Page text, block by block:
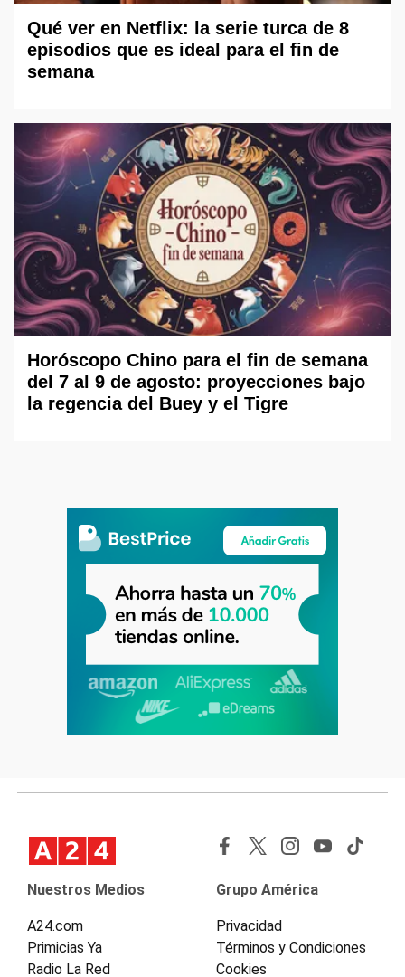
Qué ver en Netflix: la serie turca de 8
episodios que es ideal para el fin de
semana
Horóscopo Chino para el fin de semana
del 7 al 9 de agosto: proyecciones bajo
la regencia del Buey y el Tigre
Nuestros Medios
A24.com
Primicias Ya
Radio La Red
Grupo América
Privacidad
Términos y Condiciones
Cookies